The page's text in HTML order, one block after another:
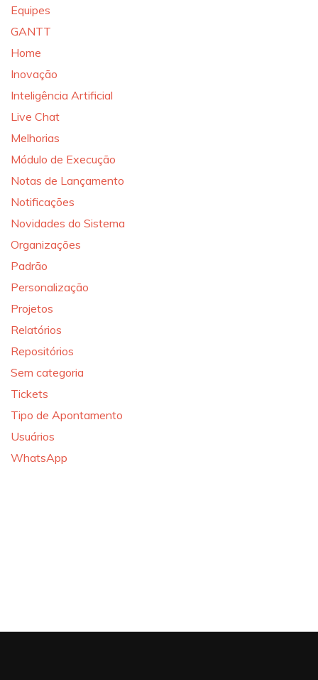
Equipes
GANTT
Home
Inovação
Inteligência Artificial
Live Chat
Melhorias
Módulo de Execução
Notas de Lançamento
Notificações
Novidades do Sistema
Organizações
Padrão
Personalização
Projetos
Relatórios
Repositórios
Sem categoria
Tickets
Tipo de Apontamento
Usuários
WhatsApp